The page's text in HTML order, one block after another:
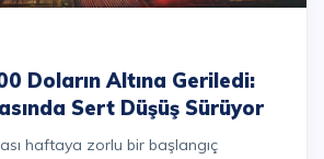
Doların Altına Geriledi:
Sert Düşüş Sürüyor
haftaya zorlu bir başlangıç